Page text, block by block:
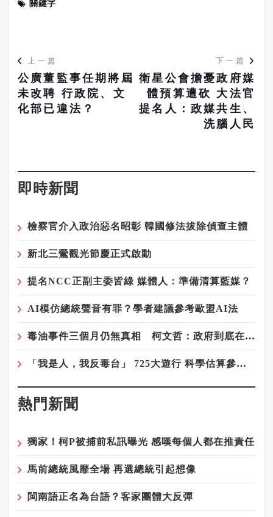
關鍵字
上一篇
公廣董監事任期將屆
未改聘 行政院、文
化部已違法？
下一篇
衛星公會擔憂政府媒
體預算遭砍 大法官
提名人：政媒共生、
洗腦人民
即時新聞
檢察官介入政治惡名昭彰 韓國修法拔除偵查主體
新北三鶯觀光節慶正式啟動
提名NCC正副主委皆綠 媒體人：準備清算藍媒？
AI模仿總統聲音有罪？學者建議參考歐盟AI法
毒油事件三個月仍無真相 柯文哲：政府到底在隱瞞什麼？
「我是人，我反毒台」 725大遊行 科學估算參與人數9-12萬人
熱門新聞
獨家！柯P被捕前私訊曝光 感嘆每個人都在推責任
馬前總統風靡全場 再選總統引起想像
閩南語正名為台語？客家團體大反彈